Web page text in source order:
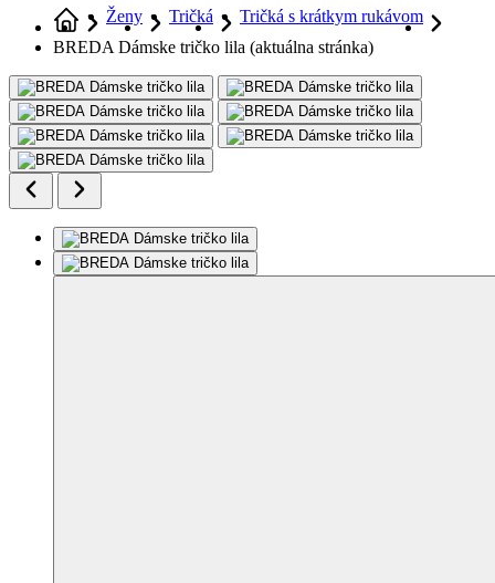
Ženy Tričká
Tričká s krátkym rukávom
BREDA Dámske tričko lila (aktuálna stránka)